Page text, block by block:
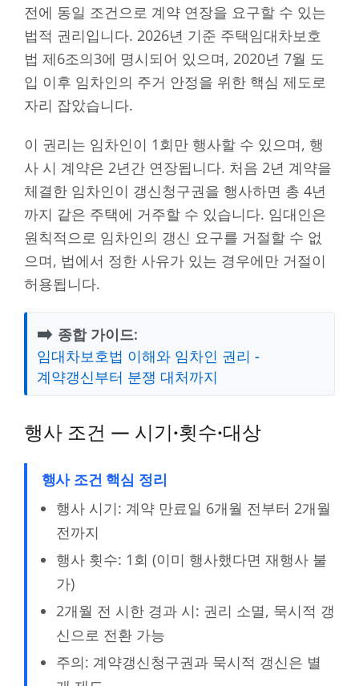
전에 동일 조건으로 계약 연장을 요구할 수 있는
법적 권리입니다. 2026년 기준 주택임대차보호
법 제6조의3에 명시되어 있으며, 2020년 7월 도
입 이후 임차인의 주거 안정을 위한 핵심 제도로
자리 잡았습니다.
이 권리는 임차인이 1회만 행사할 수 있으며, 행
사 시 계약은 2년간 연장됩니다. 처음 2년 계약을
체결한 임차인이 갱신청구권을 행사하면 총 4년
까지 같은 주택에 거주할 수 있습니다. 임대인은
원칙적으로 임차인의 갱신 요구를 거절할 수 없
으며, 법에서 정한 사유가 있는 경우에만 거절이
허용됩니다.
➡️ 종합 가이드:
임대차보호법 이해와 임차인 권리 -
계약갱신부터 분쟁 대처까지
행사 조건 — 시기·횟수·대상
행사 조건 핵심 정리
행사 시기: 계약 만료일 6개월 전부터 2개월
전까지
행사 횟수: 1회 (이미 행사했다면 재행사 불
가)
2개월 전 시한 경과 시: 권리 소멸, 묵시적 갱
신으로 전환 가능
주의: 계약갱신청구권과 묵시적 갱신은 별